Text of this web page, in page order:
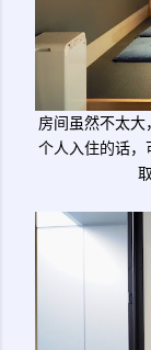
房间虽然不太
个人入住的话，